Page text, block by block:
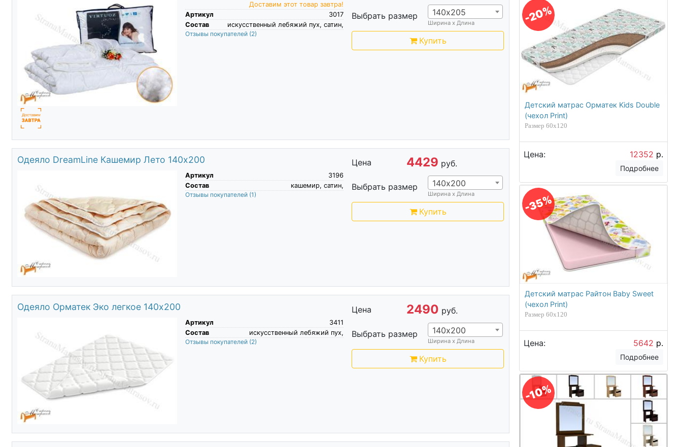
Доставим этот товар завтра!
Артикул
3017
Состав
искусственный лебяжий пух, сатин,
Отзывы покупателей (2)
Выбрать размер 140х205
Ширина х Длина
Купить
Одеяло DreamLine Кашемир Лето 140х200
Артикул
3196
Состав
кашемир, сатин,
Отзывы покупателей (1)
Цена 4429 руб.
Выбрать размер 140х200
Ширина х Длина
Купить
Одеяло Орматек Эко легкое 140х200
Артикул
3411
Состав
искусственный лебяжий пух,
Отзывы покупателей (2)
Цена 2490 руб.
Выбрать размер 140х200
Ширина х Длина
Купить
-20%
Детский матрас Орматек Kids Double
(чехол Print)
Размер 60х120
Цена: 12352 р.
Подробнее
-35%
Детский матрас Райтон Baby Sweet
(чехол Print)
Размер 60х120
Цена: 5642 р.
Подробнее
-10%